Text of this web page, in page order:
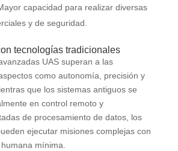
capacidad para realizar diversas
y de seguridad.
tecnologías tradicionales
UAS superan a las
como autonomía, precisión y
que los sistemas antiguos se
en control remoto y
de procesamiento de datos, los
ejecutar misiones complejas con
mínima.